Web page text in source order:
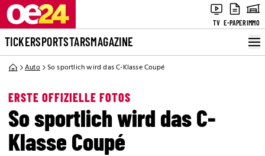
TV E-PAPERIMMO
TICKERSPORTSTARSMAGAZINE
Auto So sportlich wird das C-Klasse Coupé
ERSTE OFFIZIELLE FOTOS
So sportlich wird das C-
Klasse Coupé